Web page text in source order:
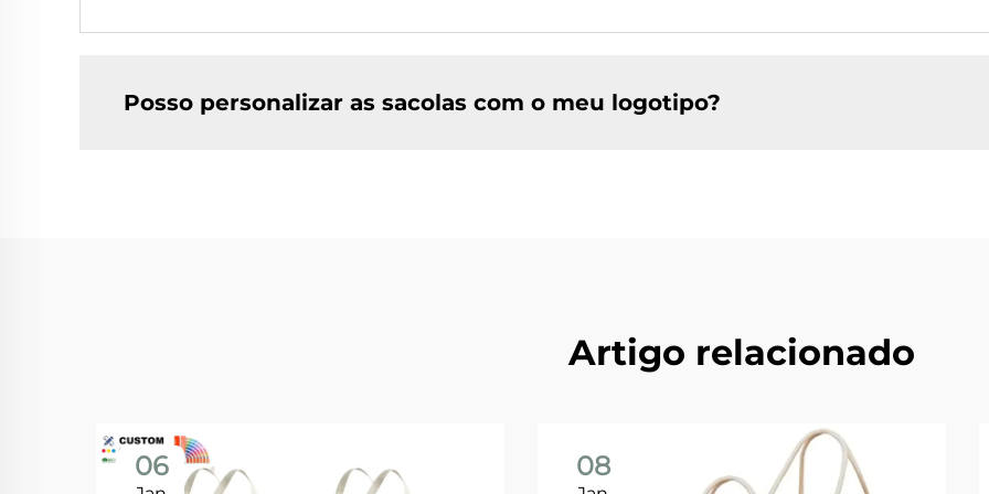
Posso personalizar as sacolas com o meu logotipo?
Artigo relacionado
06 08